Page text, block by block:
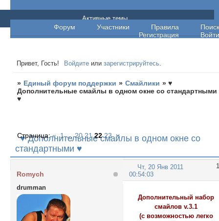
Единый форум поддержки
Форум Участники Правила
Поиск
Регистрация
Войти
Активные темы
Привет, Гость! Войдите илизарегистрируйтесь.
» Единый форум поддержки » Смайлики »♥
Дополнительные смайлы в одном окне со стандартными
♥
♥ Дополнительные смайлы в одном окне со
стандартными ♥
Страница:« 1 … 20 21 22 23 »
1
Чт, 20 Янв 2011
00:54:03
Romych
drumman
Дополнительный набор
смайлов v.3.1
(с возможностью легко